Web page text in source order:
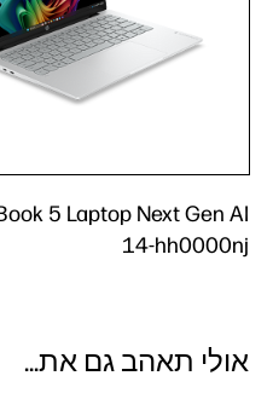
5 Laptop Next Gen AI
14-hh0000nj
אולי תאהב גם את...